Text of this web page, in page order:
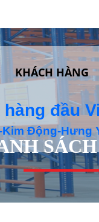
KHÁCH HÀNG
đầu
Kim Động-Hưng